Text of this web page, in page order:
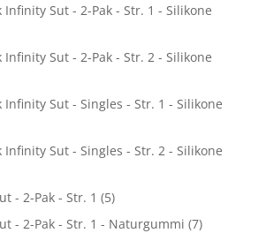
Infinity Sut - 2-Pak - Str. 1 - Silikone
Infinity Sut - 2-Pak - Str. 2 - Silikone
Infinity Sut - Singles - Str. 1 - Silikone
Infinity Sut - Singles - Str. 2 - Silikone
- 2-Pak - Str. 1 (5)
- 2-Pak - Str. 1 - Naturgummi (7)